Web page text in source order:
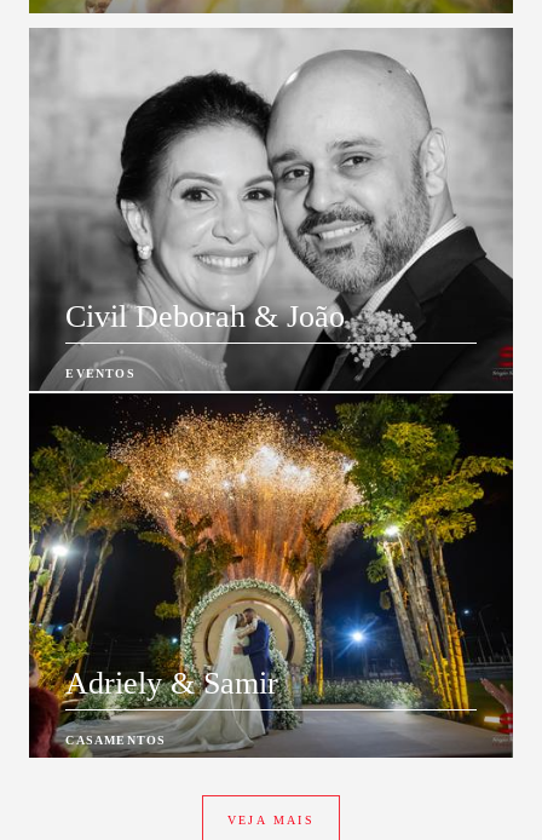
Civil Deborah & João
EVENTOS
Adriely & Samir
CASAMENTOS
VEJA MAIS